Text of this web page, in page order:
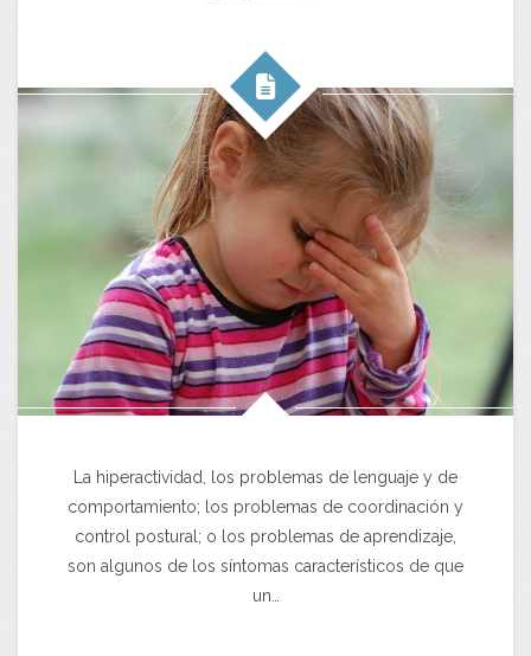
La hiperactividad, los problemas de lenguaje y de
comportamiento; los problemas de coordinación y
control postural; o los problemas de aprendizaje,
son algunos de los síntomas característicos de que
un…